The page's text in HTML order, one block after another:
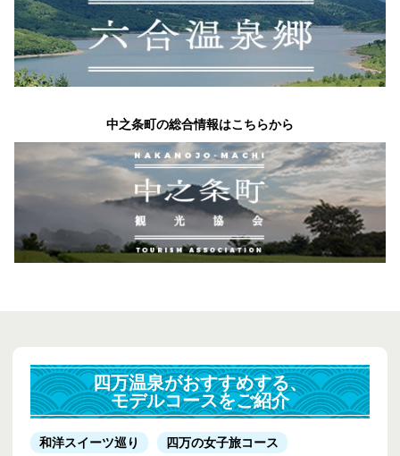
中之条町の総合情報はこちらから
四万温泉がおすすめする、
モデルコースをご紹介
和洋スイーツ巡り
四万の女子旅コース